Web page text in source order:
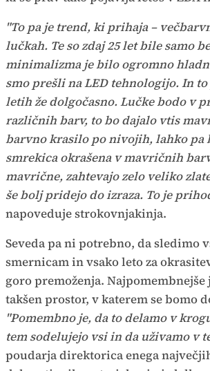
"To pa je trend, ki prihaja –
lučkah. Te so zdaj 25 let bile samo
minimalizma je bilo ogromno
smo prešli na LED tehnologijo. In
letih že dolgočasno. Lučke bodo v
različnih barv, to bo dajalo vtis
barvno krasilo po nivojih, lahko pa
smrekica okrašena v mavričnih
mavrične, zahtevajo zelo veliko
še bolj pridejo do izraza. To je
napoveduje strokovnjakinja.
Seveda pa ni potrebno, da sledimo
smernicam in vsako leto za
goro premoženja.
takšen prostor, v katerem se bomo
"Pomembno je, da to delamo v
tem sodelujejo vsi in da uživamo v
poudarja direktorica enega